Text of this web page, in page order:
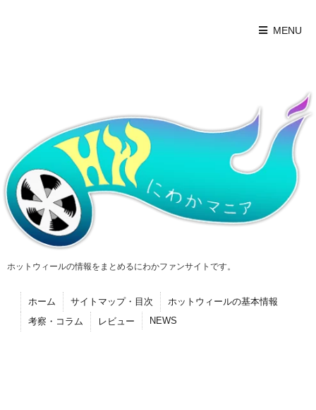
MENU
ホットウィールの情報をまとめるにわかファンサイトです。
ホーム サイトマップ・目次
ホットウィールの基本情報
考察・コラム
レビュー NEWS